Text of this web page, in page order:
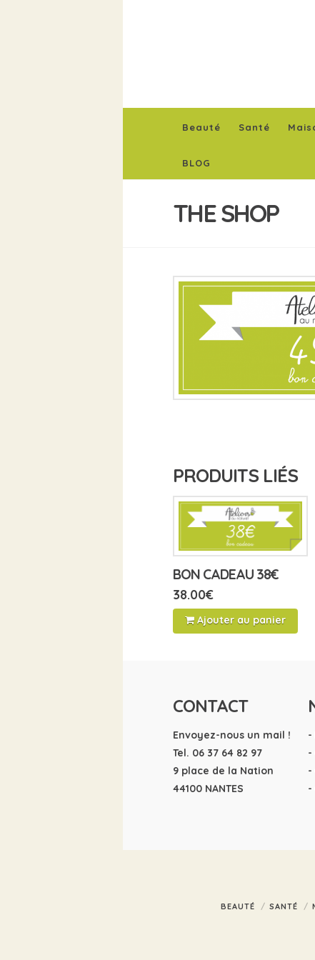
Beauté Santé
BLOG
THE SHOP
PRODUITS LIÉS
BON CADEAU 38€
38.00€
Ajouter au panier
CONTACT
Envoyez-nous un mail !
Tel. 06 37 64 82 97
9 place de la Nation
44100 NANTES
-
-
-
-
BEAUTÉ SANTÉ